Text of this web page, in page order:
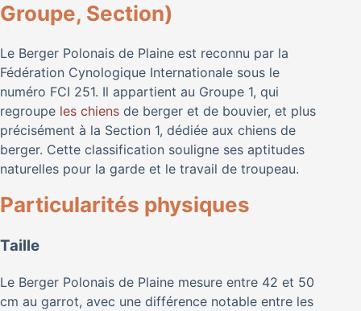
Groupe, Section)
Le Berger Polonais de Plaine est reconnu par la
Fédération Cynologique Internationale sous le
numéro FCI 251. Il appartient au Groupe 1, qui
regroupe les chiens de berger et de bouvier, et plus
précisément à la Section 1, dédiée aux chiens de
berger. Cette classification souligne ses aptitudes
naturelles pour la garde et le travail de troupeau.
Particularités physiques
Taille
Le Berger Polonais de Plaine mesure entre 42 et 50
cm au garrot, avec une différence notable entre les